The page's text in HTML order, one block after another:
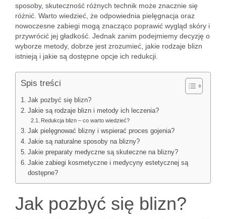
sposoby, skuteczność różnych technik może znacznie się
różnić. Warto wiedzieć, że odpowiednia pielęgnacja oraz
nowoczesne zabiegi mogą znacząco poprawić wygląd skóry i
przywrócić jej gładkość. Jednak zanim podejmiemy decyzję o
wyborze metody, dobrze jest zrozumieć, jakie rodzaje blizn
istnieją i jakie są dostępne opcje ich redukcji.
Spis treści
Jak pozbyć się blizn?
Jakie są rodzaje blizn i metody ich leczenia?
Redukcja blizn – co warto wiedzieć?
Jak pielęgnować blizny i wspierać proces gojenia?
Jakie są naturalne sposoby na blizny?
Jakie preparaty medyczne są skuteczne na blizny?
Jakie zabiegi kosmetyczne i medycyny estetycznej są
dostępne?
Jak pozbyć się blizn?